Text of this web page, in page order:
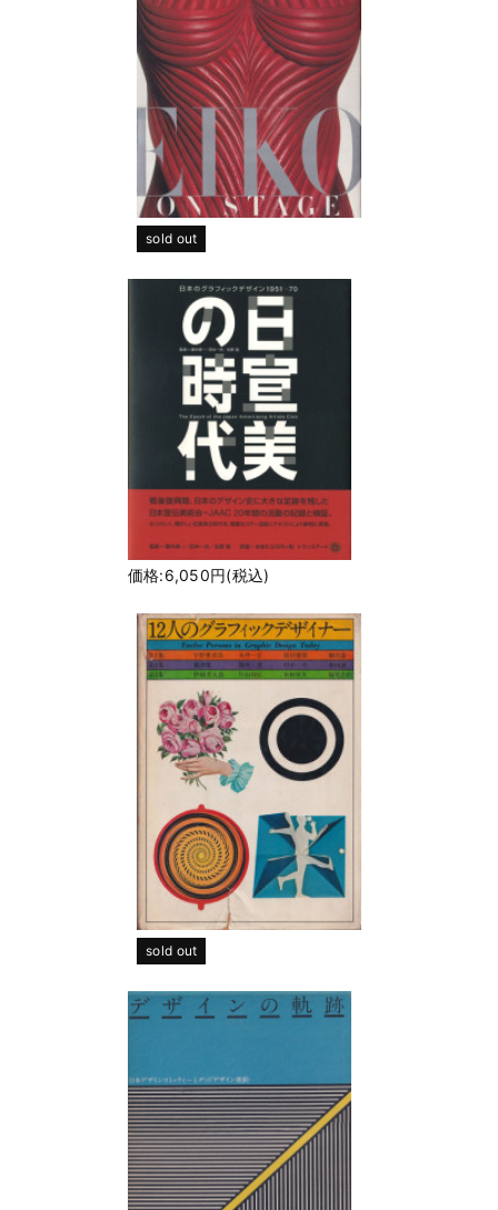
sold out
価格:6,050円(税込)
sold out